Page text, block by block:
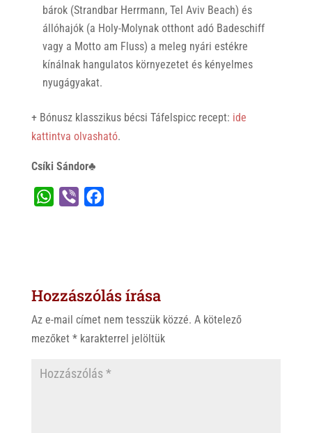
bárok (Strandbar Herrmann, Tel Aviv Beach) és
állóhajók (a Holy-Molynak otthont adó Badeschiff
vagy a Motto am Fluss) a meleg nyári estékre
kínálnak hangulatos környezetet és kényelmes
nyugágyakat.
+ Bónusz klasszikus bécsi Táfelspicc recept: ide
kattintva olvasható.
Csíki Sándor♣
A
p
o
k
Hozzászólás írása
Az e-mail címet nem tesszük közzé. A kötelező
mezőket *karakterrel jelöltük